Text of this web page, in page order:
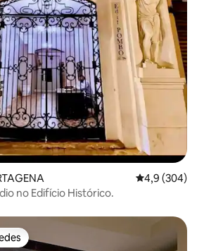
4,9 de uma
4,9 (304)
no Edifício Histórico.